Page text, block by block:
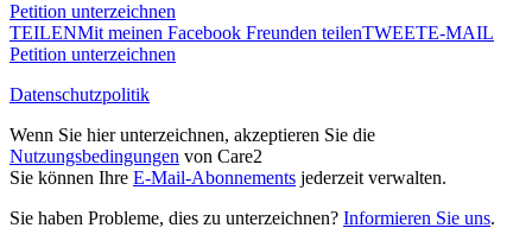
Petition unterzeichnen
TEILENMit meinen Facebook Freunden teilenTWEETE-MAIL
Petition unterzeichnen
Datenschutzpolitik
Wenn Sie hier unterzeichnen, akzeptieren Sie die
Nutzungsbedingungen von Care2
Sie können Ihre E-Mail-Abonnements jederzeit verwalten.
Sie haben Probleme, dies zu unterzeichnen? Informieren Sie uns.